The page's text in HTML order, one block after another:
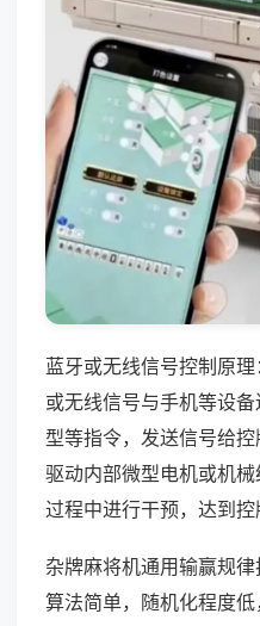
蓝牙或无线信号控制原
或无线信号与手机等设
型等指令，发送信号给
驱动内部微型电机或机
过程中进行干预，达到控
杂牌麻将机通用输赢规
算法简单，随机化程度